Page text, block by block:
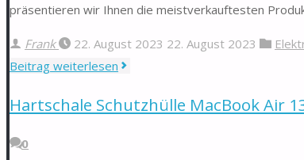
präsentieren wir Ihnen die meistverkauftesten
Frank 22. August 2023 22. August 2023
Beitrag weiterlesen "Elektrische
Hartschale Schutzhülle MacBook Air
0